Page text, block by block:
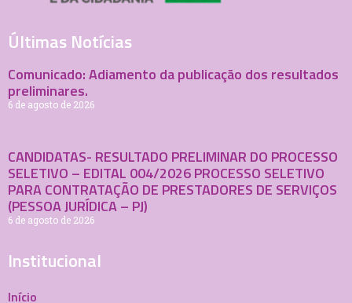
Últimas Notícias
Comunicado: Adiamento da publicação dos resultados
preliminares.
6 de agosto de 2026
CANDIDATAS- RESULTADO PRELIMINAR DO PROCESSO
SELETIVO – EDITAL 004/2026 PROCESSO SELETIVO
PARA CONTRATAÇÃO DE PRESTADORES DE SERVIÇOS
(PESSOA JURÍDICA – PJ)
6 de agosto de 2026
Institucional
Início